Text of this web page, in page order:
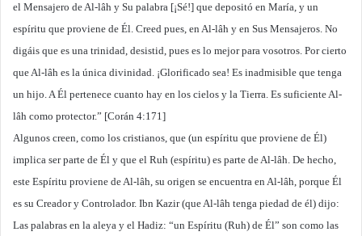
el Mensajero de Al-lâh y Su palabra [¡Sé!] que depositó en María, y un
espíritu que proviene de Él. Creed pues, en Al-lâh y en Sus Mensajeros. No
digáis que es una trinidad, desistid, pues es lo mejor para vosotros. Por cierto
que Al-lâh es la única divinidad. ¡Glorificado sea! Es inadmisible que tenga
un hijo. A Él pertenece cuanto hay en los cielos y la Tierra. Es suficiente Al-
lâh como protector.” [Corán 4:171]
Algunos creen, como los cristianos, que (un espíritu que proviene de Él)
implica ser parte de Él y que el Ruh (espíritu) es parte de Al-lâh. De hecho,
este Espíritu proviene de Al-lâh, su origen se encuentra en Al-lâh, porque Él
es su Creador y Controlador. Ibn Kazir (que Al-lâh tenga piedad de él) dijo:
Las palabras en la aleya y el Hadiz: “un Espíritu (Ruh) de Él” son como las